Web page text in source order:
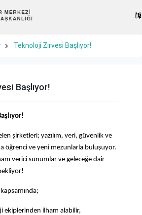
Teknoloji Zirvesi Başlıyor!
Başlıyor!
şirketleri; yazılım, veri, güvenlik ve
öğrenci ve yeni mezunlarla buluşuyor.
verici sunumlar ve geleceğe dair
ekiplerinden ilham alabilir,